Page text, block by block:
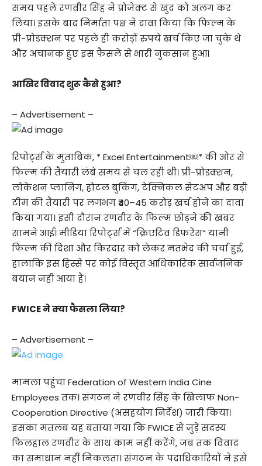
समय पहले रणवीर सिंह ने प्रोजेक्ट से खुद को अलग कर
लिया। इसके बाद निर्माता पक्ष ने दावा किया कि फिल्म के
प्री-प्रोडक्शन पर पहले ही करोड़ों रुपये खर्च किए जा चुके थे
और अचानक हुए इस फैसले से भारी नुकसान हुआ।
आखिर विवाद शुरू कैसे हुआ?
– Advertisement –
रिपोर्ट्स के मुताबिक, * Excel Entertainment￼* की ओर से
फिल्म की तैयारी लंबे समय से चल रही थी। प्री-प्रोडक्शन,
लोकेशन प्लानिंग, होटल बुकिंग, टेक्निकल सेटअप और बड़ी
टीम की तैयारी पर लगभग ₹40–45 करोड़ खर्च होने का दावा
किया गया। इसी दौरान रणवीर के फिल्म छोड़ने की खबर
सामने आई। मीडिया रिपोर्ट्स में “क्रिएटिव डिफरेंस” यानी
फिल्म की दिशा और किरदार को लेकर मतभेद की चर्चा हुई,
हालांकि इस हिस्से पर कोई विस्तृत आधिकारिक सार्वजनिक
बयान नहीं आया है।
FWICE ने क्या फैसला लिया?
– Advertisement –
मामला पहुंचा Federation of Western India Cine
Employees तक। संगठन ने रणवीर सिंह के खिलाफ Non-
Cooperation Directive (असहयोग निर्देश) जारी किया।
इसका मतलब यह बताया गया कि FWICE से जुड़े सदस्य
फिलहाल रणवीर के साथ काम नहीं करेंगे, जब तक विवाद
का समाधान नहीं निकलता। संगठन के पदाधिकारियों ने इसे